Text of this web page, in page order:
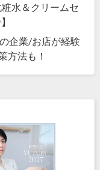
水＆クリームセ
企業/お店が経験
方法も！